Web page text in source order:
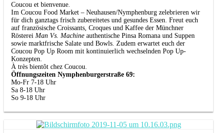
Coucou et bienvenue.
Im Coucou Food Market – Neuhausen/Nymphenburg zelebrieren wir
für dich ganztags frisch zubereitetes und gesundes Essen. Freut euch
auf französische Croissants, Croques und Kaffee der Münchner
Rösterei Man Vs. Machine authentische Pinsa Romana und Suppen
sowie marktfrische Salate und Bowls. Zudem erwartet euch der
Coucou Pop Up Room mit kontinuierlich wechselnden Pop Up-
Konzepten.
À très bientôt chez Coucou.
Öffnungszeiten Nymphenburgerstraße 69:
Mo-Fr 7-18 Uhr
Sa 8-18 Uhr
So 9-18 Uhr